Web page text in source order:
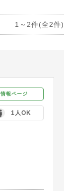
1～2件(全2件)
情報ページ
1人OK